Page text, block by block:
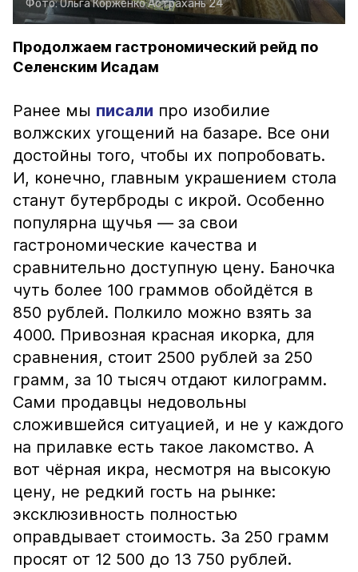
Фото:Ольга КорженкоАстрахань 24
Продолжаем гастрономический рейд по
Селенским Исадам
Ранее мы писали про изобилие
волжских угощений на базаре. Все они
достойны того, чтобы их попробовать.
И, конечно, главным украшением стола
станут бутерброды с икрой. Особенно
популярна щучья — за свои
гастрономические качества и
сравнительно доступную цену. Баночка
чуть более 100 граммов обойдётся в
850 рублей. Полкило можно взять за
4000. Привозная красная икорка, для
сравнения, стоит 2500 рублей за 250
грамм, за 10 тысяч отдают килограмм.
Сами продавцы недовольны
сложившейся ситуацией, и не у каждого
на прилавке есть такое лакомство. А
вот чёрная икра, несмотря на высокую
цену, не редкий гость на рынке:
эксклюзивность полностью
оправдывает стоимость. За 250 грамм
просят от 12 500 до 13 750 рублей.